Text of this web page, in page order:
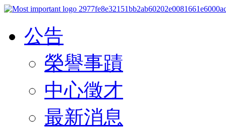
公告
榮譽事蹟
中心徵才
最新消息